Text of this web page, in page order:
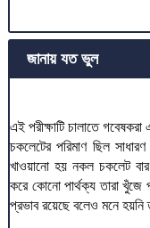
জানায় যত ভুল
এই পরীক্ষাটি চালাতে
চকলেটের পরিমাণ ছিল
খাওয়ানো হয় নকল চকলেট
করে কোনো পার্থক্য তারা খুঁজে
প্রভাব রয়েছে বলেও মনে হয়নি